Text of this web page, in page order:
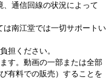
、通信回線の状況によって
は南江堂では一切サポートい
担ください。
す。動画の一部または全部
有料での販売）することを